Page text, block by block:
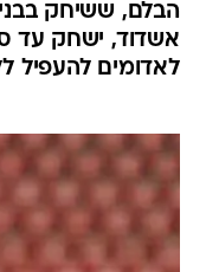
הבלם, ששיחק בבני
אשדוד, ישחק עד
לאדומים להעפיל